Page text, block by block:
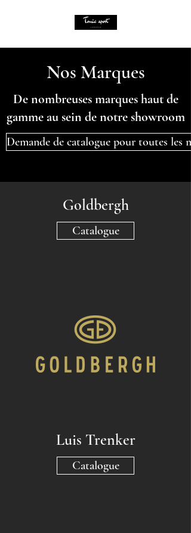
Nos Marques
De nombreuses marques haut de
gamme au sein de notre showroom
Demande de catalogue pour toutes les
Goldbergh
Catalogue
Luis Trenker
Catalogue